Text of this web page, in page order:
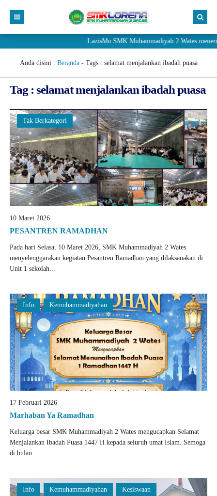
LazisMu SMK Muhammadiyah 2 Wates
Anda disini : Beranda- Tags : selamat menjalankan ibadah puasa
Tag : selamat menjalankan ibadah puasa
Tak Berkategori
10 Maret 2026
PESANTREN RAMADHAN
Pada hari Selasa, 10 Maret 2026, SMK Muhammadiyah 2 Wates
menyelenggarakan kegiatan Pesantren Ramadhan yang dilaksanakan di
Unit 1 sekolah...
Info Kemuhammadiyahan
17 Februari 2026
Marhaban Ya Ramadhan
Keluarga besar SMK Muhammadiyah 2 Wates mengucapkan Selamat
Menjalankan Ibadah Puasa 1447 H kepada seluruh umat Islam. Semoga
di bulan..
Info Kemuhammadiyahan
Kesiswaan